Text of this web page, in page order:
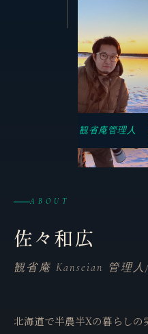
観省庵管理人
ABOUT
佐々和広
観省庵 Kanseian 管理
北海道で半農半Xの暮らし